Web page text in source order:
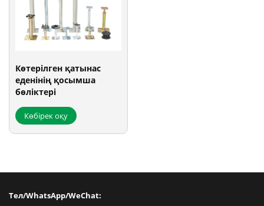
Көтерілген қатынас
еденінің қосымша
бөліктері
Көбірек оқу
Тел/WhatsApp/WeChat: